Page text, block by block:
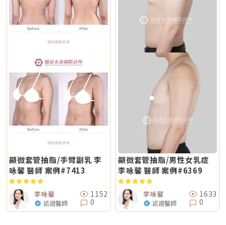
顯微套管抽脂/手臂副乳 李
咏馨 醫師 案例#7413
李咏馨
認證醫師
1152
0
顯微套管抽脂/男性女乳症
李咏馨 醫師 案例#6369
李咏馨
認證醫師
1633
0